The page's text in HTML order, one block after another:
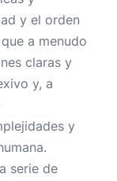
y el orden
a menudo
claras y
y, a
y
serie de